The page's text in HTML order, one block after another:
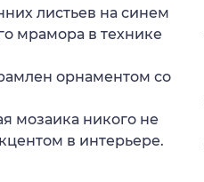
листьев на синем
мрамора в технике
орнаментом со
мозаика никого не
в интерьере.